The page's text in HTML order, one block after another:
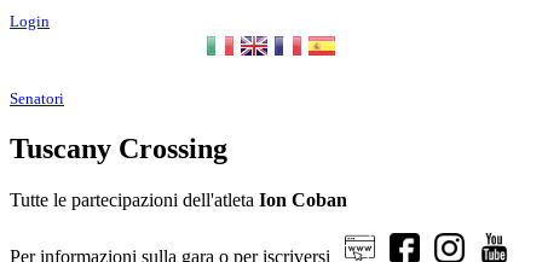
Login
Senatori
Tuscany Crossing
Tutte le partecipazioni dell'atleta Ion Coban
Per informazioni sulla gara o per iscriversi